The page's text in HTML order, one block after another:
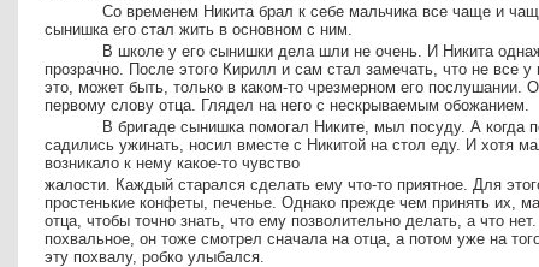
Со временем Никита брал к себе мальчика все чаще и
сынишка его стал жить в основном с ним.
В школе у его сынишки дела шли не очень. И Никита
прозрачно. После этого Кирилл и сам стал замечать, что не все
это, может быть, только в каком-то чрезмерном его послушании.
первому слову отца. Глядел на него с нескрываемым обожанием.
В бригаде сынишка помогал Никите, мыл посуду. А когда
садились ужинать, носил вместе с Никитой на стол еду. И хотя
возникало к нему какое-то чувство
жалости. Каждый старался сделать ему что-то приятное. Для
простенькие конфеты, печенье. Однако прежде чем принять их,
отца, чтобы точно знать, что ему позволительно делать, а что
похвальное, он тоже смотрел сначала на отца, а потом уже на
эту похвалу, робко улыбался.